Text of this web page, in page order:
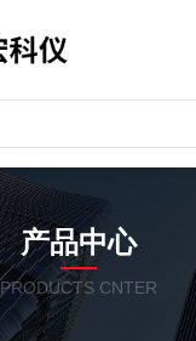
产品中心
PRODUCTS CNTER